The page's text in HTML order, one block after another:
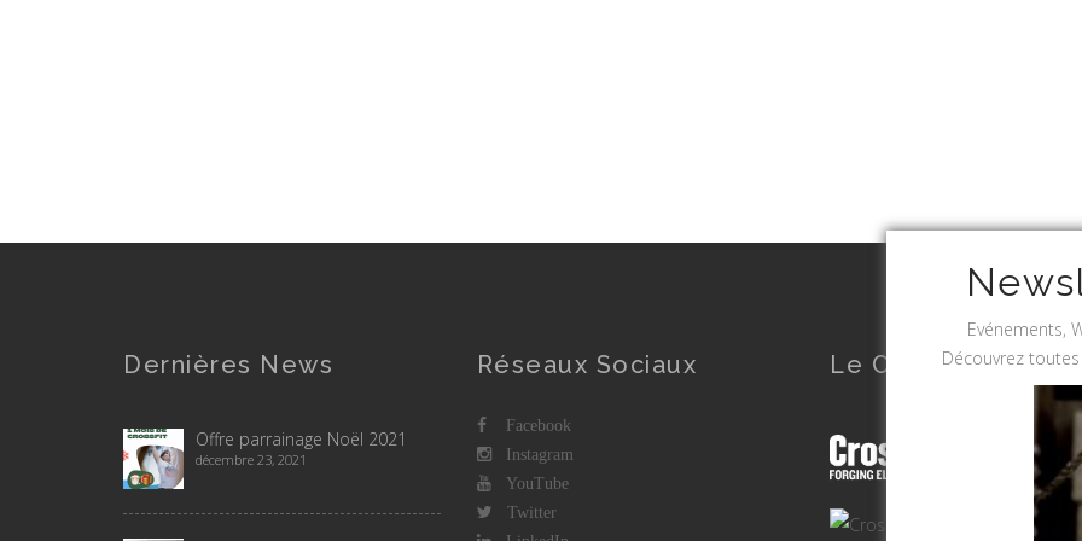
Dernières News
Offre parrainage Noël 2021
décembre 23, 2021
Réseaux Sociaux
Facebook
Instagram
YouTube
Twitter
Le CrossFit
Evénements,
Découvrez